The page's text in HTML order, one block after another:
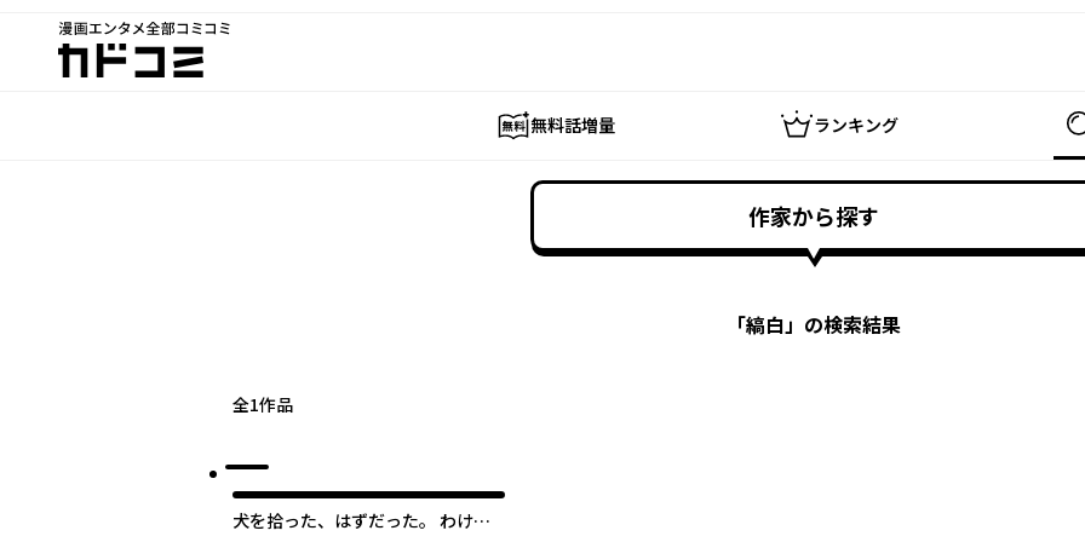
漫画エンタメ全部コミコミ
カドコミ
無料話増量 ランキング
作家から探す
「縞白」の検索結果
全1作品
犬を拾った、はずだった。 わけあ